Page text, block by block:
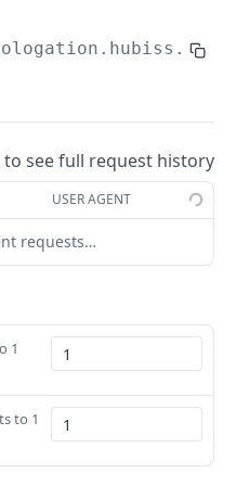
GET
POST
GET
GET
POST
GET
POST
GET
PUT
to see full request history
USER AGENT
requests…
1
to 1